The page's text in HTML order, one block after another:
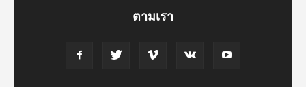
ตามเรา